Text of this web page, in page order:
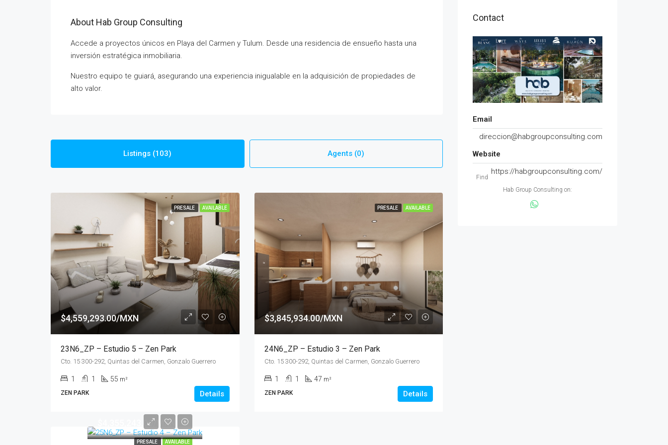
About Hab Group Consulting
Accede a proyectos únicos en Playa del Carmen y Tulum. Desde una residencia de ensueño hasta una
inversión estratégica inmobiliaria.
Nuestro equipo te guiará, asegurando una experiencia inigualable en la adquisición de propiedades de
alto valor.
Listings (103) Agents (0)
PRESALE AVAILABLE
$4,559,293.00/MXN
23N6_ZP – Estudio 5 – Zen Park
Cto. 15 300-292, Quintas del Carmen, Gonzalo Guerrero
1 1 55 m²
ZEN PARK
Details
PRESALE AVAILABLE
$3,845,934.00/MXN
24N6_ZP – Estudio 3 – Zen Park
Cto. 15 300-292, Quintas del Carmen, Gonzalo Guerrero
1 1 47 m²
ZEN PARK
Details
PRESALE AVAILABLE
$4,355,243.00/MXN
Contact
Email
direccion@habgroupconsulting.com
Website
https://habgroupconsulting.com/
Find
Hab Group Consulting on: